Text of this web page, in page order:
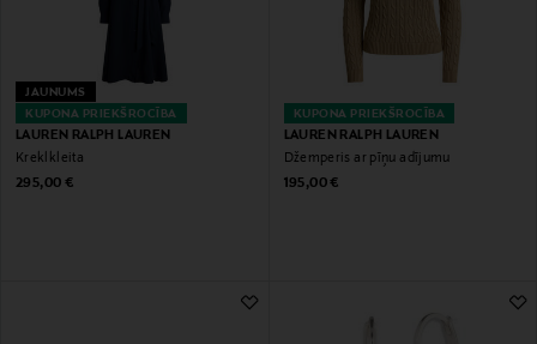
KUPONA PRIEKŠROCĪBA
JAUNUMS
LAUREN RALPH LAUREN
Kreklkleita
Original Price
295,00 €
KUPONA PRIEKŠROCĪBA
LAUREN RALPH LAUREN
Džemperis ar pīņu adījumu
Original Price
195,00 €